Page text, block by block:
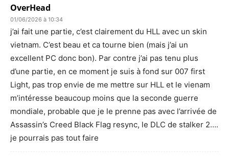
OverHead
01/06/2026 à 10:34
j’ai fait une partie, c’est clairement du HLL avec un skin
vietnam. C’est beau et ca tourne bien (mais j’ai un
excellent PC donc bon). Par contre j’ai pas tenu plus
d’une partie, en ce moment je suis à fond sur 007 first
Light, pas trop envie de me mettre sur HLL et le vienam
m’intéresse beaucoup moins que la seconde guerre
mondiale, probable que je le prenne pas avec l’arrivée de
Assassin’s Creed Black Flag resync, le DLC de stalker 2….
je pourrais pas tout faire